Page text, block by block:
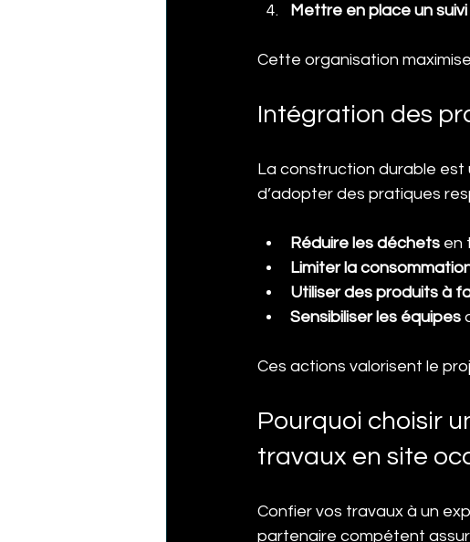
Mettre en place un
Cette organisation
Intégration des
La construction durable est
d’adopter des pratiques
Réduire les déchets en
Limiter la
Utiliser des produits à
Sensibiliser les équipes
Ces actions valorisent le
Pourquoi choisir
travaux en site
Confier vos travaux à un
partenaire compétent